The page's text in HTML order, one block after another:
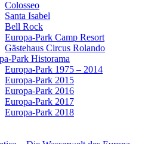
Colosseo
Santa Isabel
Bell Rock
Europa-Park Camp Resort
Gästehaus Circus Rolando
Park Historama
Europa-Park 1975 – 2014
Europa-Park 2015
Europa-Park 2016
Europa-Park 2017
Europa-Park 2018